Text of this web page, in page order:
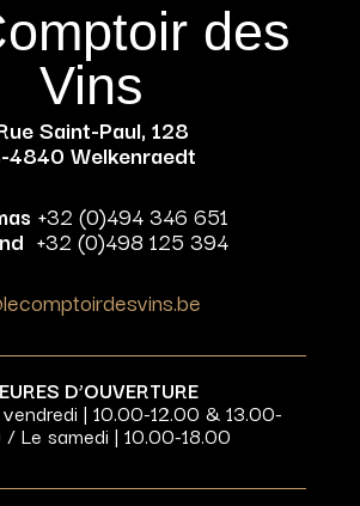
des
Vins
Saint-Paul, 128
4840 Welkenraedt
+32 (0)494 346 651
+32 (0)498 125 394
D’OUVERTURE
| 10.00-12.00 & 13.00-
/ Le samedi | 10.00-18.00